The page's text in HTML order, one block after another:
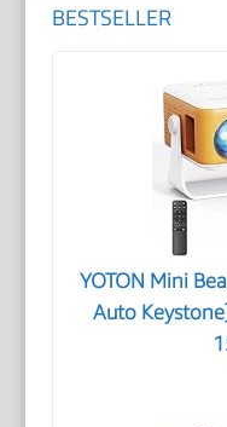
BESTSELLER
YOTON Mini
Auto